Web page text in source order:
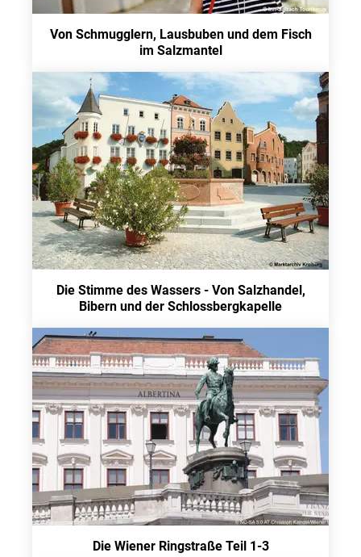
Von Schmugglern, Lausbuben und dem Fisch
im Salzmantel
Die Stimme des Wassers - Von Salzhandel,
Bibern und der Schlossbergkapelle
Die Wiener Ringstraße Teil 1-3